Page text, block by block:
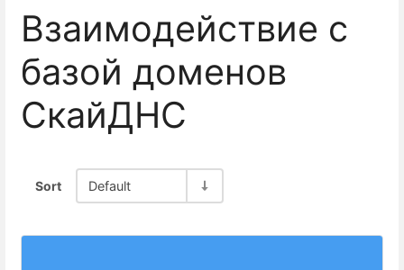
Взаимодействие с
базой доменов
СкайДНС
Sort Default